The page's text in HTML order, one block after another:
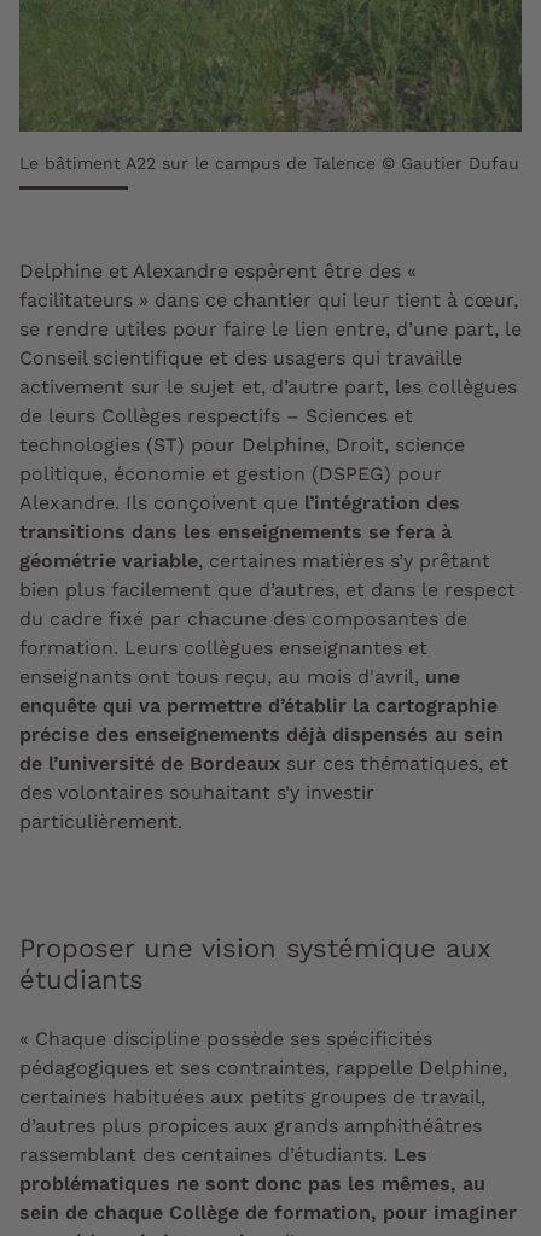
Le bâtiment A22 sur le campus de Talence © Gautier Dufau
Delphine et Alexandre espèrent être des «
facilitateurs » dans ce chantier qui leur tient à cœur,
se rendre utiles pour faire le lien entre, d’une part, le
Conseil scientifique et des usagers qui travaille
activement sur le sujet et, d’autre part, les collègues
de leurs Collèges respectifs – Sciences et
technologies (ST) pour Delphine, Droit, science
politique, économie et gestion (DSPEG) pour
Alexandre. Ils conçoivent que l’intégration des
transitions dans les enseignements se fera à
géométrie variable, certaines matières s’y prêtant
bien plus facilement que d’autres, et dans le respect
du cadre fixé par chacune des composantes de
formation. Leurs collègues enseignantes et
enseignants ont tous reçu, au mois d'avril, une
enquête qui va permettre d’établir la cartographie
précise des enseignements déjà dispensés au sein
de l’université de Bordeaux sur ces thématiques, et
des volontaires souhaitant s’y investir
particulièrement.
Proposer une vision systémique aux
étudiants
« Chaque discipline possède ses spécificités
pédagogiques et ses contraintes, rappelle Delphine,
certaines habituées aux petits groupes de travail,
d’autres plus propices aux grands amphithéâtres
rassemblant des centaines d’étudiants. Les
problématiques ne sont donc pas les mêmes, au
sein de chaque Collège de formation, pour imaginer